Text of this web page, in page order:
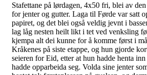
Stafettane på lørdagen, 4x50 fri, blei av
for jenter og gutter. Laga til Førde var satt
papiret, og det blei også veldig jevnt i
lag låg nesten heilt likt i tet ved venksling
kjempa alt dei kunne for å komme først i
Kråkenes på siste etappe, og hun gjorde
seieren for Eid, etter at hun hadde henta
hadde opparbeida seg. Volda sine jenter